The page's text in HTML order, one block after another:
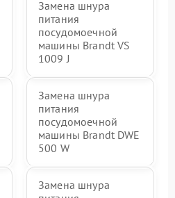
Замена шнура
питания
посудомоечной
машины Brandt VS
1009 J
Замена шнура
питания
посудомоечной
машины Brandt DWE
500 W
Замена шнура